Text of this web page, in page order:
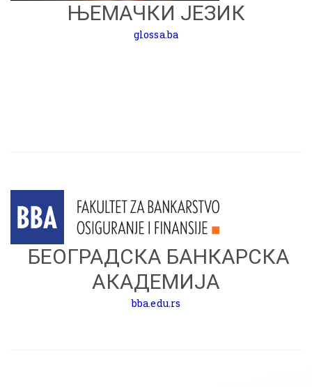
ЊЕМАЧКИ ЈЕЗИК
glossa.ba
БЕОГРАДСКА БАНКАРСКА
АКАДЕМИЈА
bba.edu.rs